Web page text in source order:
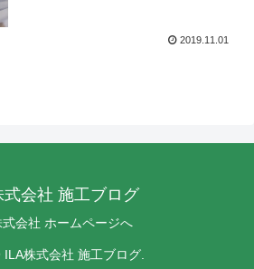
2019.11.01
式会社 施工ブログ
式会社 ホームページへ
株式会社 施工ブログ.